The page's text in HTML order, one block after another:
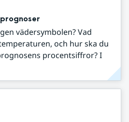
vädersymbolen? Vad
och hur ska du
procentsiffror? I